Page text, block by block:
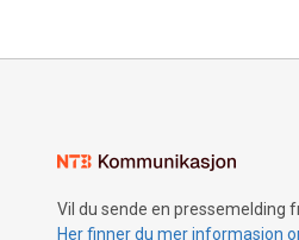
Vil du sende en pressemelding
Her finner du mer informasjon